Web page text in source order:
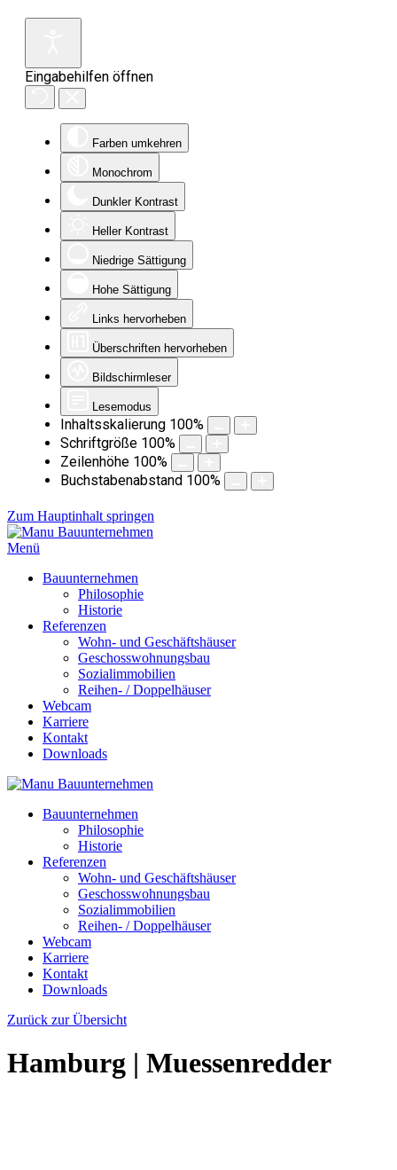
Eingabehilfen öffnen
Farben umkehren
Monochrom
Dunkler Kontrast
Heller Kontrast
Niedrige Sättigung
Hohe Sättigung
Links hervorheben
Überschriften hervorheben
Bildschirmleser
Lesemodus
Inhaltsskalierung 100%
Schriftgröße 100%
Zeilenhöhe 100%
Buchstabenabstand 100%
Zum Hauptinhalt springen
Menü
Bauunternehmen
Philosophie
Historie
Referenzen
Wohn- und Geschäftshäuser
Geschosswohnungsbau
Sozialimmobilien
Reihen- / Doppelhäuser
Webcam
Karriere
Kontakt
Downloads
Bauunternehmen
Philosophie
Historie
Referenzen
Wohn- und Geschäftshäuser
Geschosswohnungsbau
Sozialimmobilien
Reihen- / Doppelhäuser
Webcam
Karriere
Kontakt
Downloads
Zurück zur Übersicht
Hamburg | Muessenredder